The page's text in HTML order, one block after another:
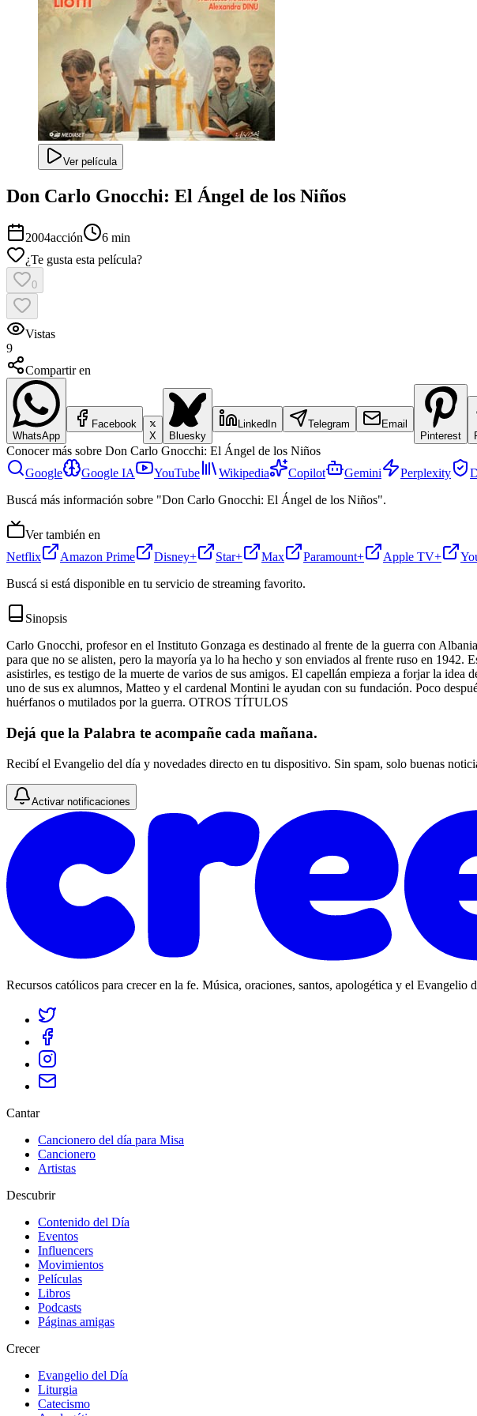
Ver película
Don Carlo Gnocchi: El Ángel de los Niños
2004acción
6 min
¿Te gusta esta película?
0
Vistas
9
Compartir en
WhatsApp
Facebook
X
Bluesky
LinkedIn Telegram
Email
Pinterest
Conocer más sobre Don Carlo Gnocchi: El Ángel de los Niños
Google
Google IA YouTube Wikipedia Copilot Gemini Perplexity
Buscá más información sobre "Don Carlo Gnocchi: El Ángel de los Niños".
Ver también en
Netflix
Amazon Prime Disney+ Star+ Max Paramount+ Apple TV+
Buscá si está disponible en tu servicio de streaming favorito.
Sinopsis
Carlo Gnocchi, profesor en el Instituto Gonzaga es destinado al frente de la guerra con
para que no se alisten, pero la mayoría ya lo ha hecho y son enviados al frente ruso en 1942.
asistirles, es testigo de la muerte de varios de sus amigos. El capellán empieza a forjar la
uno de sus ex alumnos, Matteo y el cardenal Montini le ayudan con su fundación. Poco
huérfanos o mutilados por la guerra. OTROS TÍTULOS
Dejá que la Palabra te acompañe cada mañana.
Recibí el Evangelio del día y novedades directo en tu dispositivo. Sin spam, solo buenas
Activar notificaciones
Recursos católicos para crecer en la fe. Música, oraciones, santos, apologética y el
Cantar
Cancionero del día para Misa
Cancionero
Artistas
Descubrir
Contenido del Día
Eventos
Influencers
Movimientos
Películas
Libros
Podcasts
Páginas amigas
Crecer
Evangelio del Día
Liturgia
Catecismo